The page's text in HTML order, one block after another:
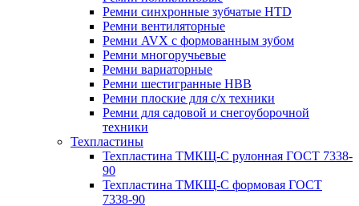
Ремни синхронные зубчатые HTD
Ремни вентиляторные
Ремни AVX с формованным зубом
Ремни многоручьевые
Ремни вариаторные
Ремни шестигранные HBB
Ремни плоские для с/х техники
Ремни для садовой и снегоуборочной
техники
Техпластины
Техпластина ТМКЩ-С рулонная ГОСТ 7338-
90
Техпластина ТМКЩ-С формовая ГОСТ
7338-90